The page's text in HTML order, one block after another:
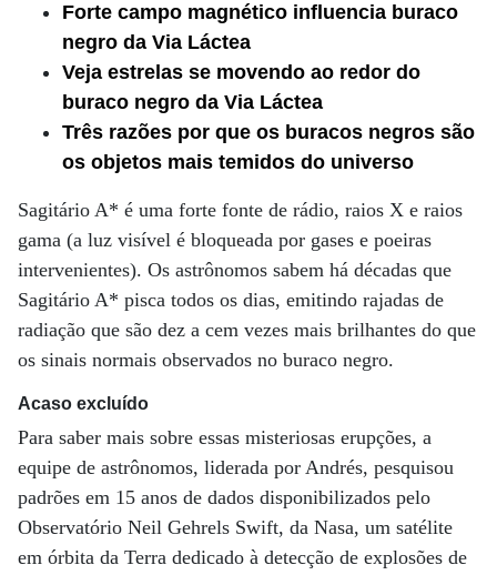
Forte campo magnético influencia buraco
negro da Via Láctea
Veja estrelas se movendo ao redor do
buraco negro da Via Láctea
Três razões por que os buracos negros são
os objetos mais temidos do universo
Sagitário A* é uma forte fonte de rádio, raios X e raios
gama (a luz visível é bloqueada por gases e poeiras
intervenientes). Os astrônomos sabem há décadas que
Sagitário A* pisca todos os dias, emitindo rajadas de
radiação que são dez a cem vezes mais brilhantes do que
os sinais normais observados no buraco negro.
Acaso excluído
Para saber mais sobre essas misteriosas erupções, a
equipe de astrônomos, liderada por Andrés, pesquisou
padrões em 15 anos de dados disponibilizados pelo
Observatório Neil Gehrels Swift, da Nasa, um satélite
em órbita da Terra dedicado à detecção de explosões de